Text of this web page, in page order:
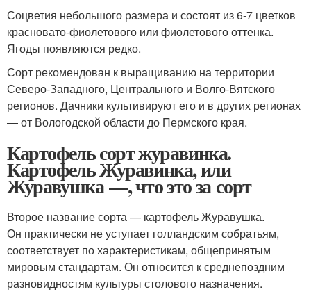
Соцветия небольшого размера и состоят из 6-7 цветков
красновато-фиолетового или фиолетового оттенка.
Ягоды появляются редко.
Сорт рекомендован к выращиванию на территории
Северо-Западного, Центрального и Волго-Вятского
регионов. Дачники культивируют его и в других регионах
— от Вологодской области до Пермского края.
Картофель сорт журавинка.
Картофель Журавинка, или
Журавушка —, что это за сорт
Второе название сорта — картофель Журавушка.
Он практически не уступает голландским собратьям,
соответствует по характеристикам, общепринятым
мировым стандартам. Он относится к среднепоздним
разновидностям культуры столового назначения.